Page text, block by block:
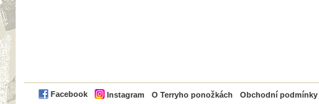
Facebook Instagram O Terryho ponožkách Obchodní podmínky
PayPal